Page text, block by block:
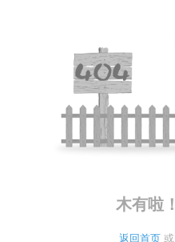
木有啦！
返回首页 或